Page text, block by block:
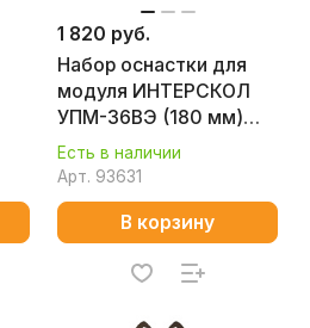
1 820 руб.
Набор оснастки для
модуля ИНТЕРСКОЛ
УПМ-36ВЭ (180 мм)
56100.180
Есть в наличии
Арт. 93631
В корзину